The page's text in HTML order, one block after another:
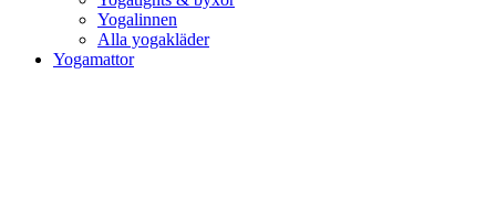
Yogalinnen
Alla yogakläder
Yogamattor